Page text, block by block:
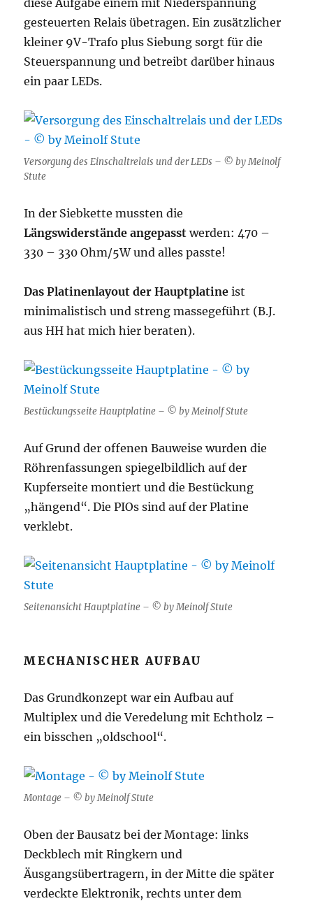
diese Aufgabe einem mit Niederspannung
gesteuerten Relais übetragen. Ein zusätzlicher
kleiner 9V-Trafo plus Siebung sorgt für die
Steuerspannung und betreibt darüber hinaus
ein paar LEDs.
Versorgung des Einschaltrelais und der LEDs – © by Meinolf
Stute
In der Siebkette mussten die
Längswiderstände angepasst werden: 470 –
330 – 330 Ohm/5W und alles passte!
Das Platinenlayout der Hauptplatine ist
minimalistisch und streng massegeführt (B.J.
aus HH hat mich hier beraten).
Bestückungsseite Hauptplatine – © by Meinolf Stute
Auf Grund der offenen Bauweise wurden die
Röhrenfassungen spiegelbildlich auf der
Kupferseite montiert und die Bestückung
„hängend“. Die PIOs sind auf der Platine
verklebt.
Seitenansicht Hauptplatine – © by Meinolf Stute
MECHANISCHER AUFBAU
Das Grundkonzept war ein Aufbau auf
Multiplex und die Veredelung mit Echtholz –
ein bisschen „oldschool“.
Montage – © by Meinolf Stute
Oben der Bausatz bei der Montage: links
Deckblech mit Ringkern und
Äusgangsübertragern, in der Mitte die später
verdeckte Elektronik, rechts unter dem